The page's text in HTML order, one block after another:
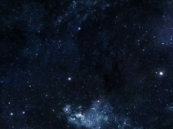
Plus de 2800 critiques